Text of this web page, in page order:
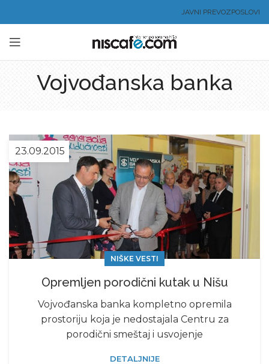
JAVNI PREVOZPOSLOVI
Vojvođanska banka
23.09.2015
NIŠKE VESTI
Opremljen porodični kutak u Nišu
Vojvođanska banka kompletno opremila
prostoriju koja je nedostajala Centru za
porodični smeštaj i usvojenje
DETALJNIJE